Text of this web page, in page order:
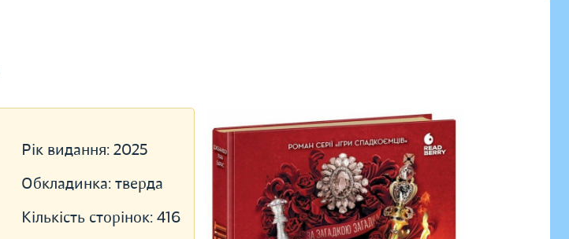
Рік видання: 2025
Обкладинка: тверда
Кількість сторінок: 416